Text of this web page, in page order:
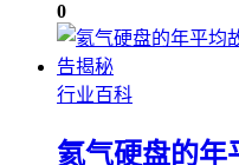
0
行业百科
氦气硬盘的年